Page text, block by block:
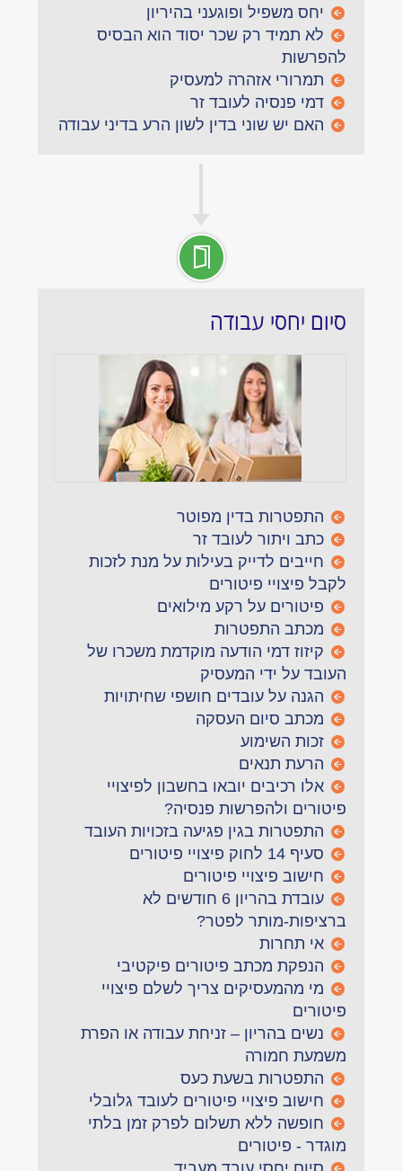
יחס משפיל ופוגעני בהיריון
לא תמיד רק שכר יסוד הוא הבסיס
להפרשות
תמרורי אזהרה למעסיק
דמי פנסיה לעובד זר
האם יש שוני בדין לשון הרע בדיני עבודה
סיום יחסי עבודה
התפטרות בדין מפוטר
כתב ויתור לעובד זר
חייבים לדייק בעילות על מנת לזכות
לקבל פיצויי פיטורים
פיטורים על רקע מילואים
מכתב התפטרות
קיזוז דמי הודעה מוקדמת משכרו של
העובד על ידי המעסיק
הגנה על עובדים חושפי שחיתויות
מכתב סיום העסקה
זכות השימוע
הרעת תנאים
אלו רכיבים יובאו בחשבון לפיצויי
פיטורים ולהפרשות פנסיה?
התפטרות בגין פגיעה בזכויות העובד
סעיף 14 לחוק פיצויי פיטורים
חישוב פיצויי פיטורים
עובדת בהריון 6 חודשים לא
ברציפות-מותר לפטר?
אי תחרות
הנפקת מכתב פיטורים פיקטיבי
מי מהמעסיקים צריך לשלם פיצויי
פיטורים
נשים בהריון – זניחת עבודה או הפרת
משמעת חמורה
התפטרות בשעת כעס
חישוב פיצויי פיטורים לעובד גלובלי
חופשה ללא תשלום לפרק זמן בלתי
מוגדר - פיטורים